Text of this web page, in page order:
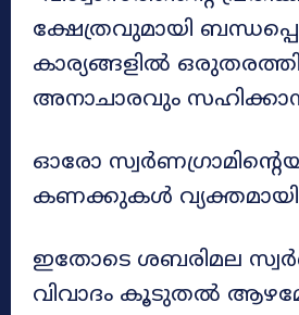
ക്ഷേത്രവുമായി
കാര്യങ്ങളിൽ
അനാചാരവും
ഓരോ
കണക്കുകൾ
ഇതോടെ ശബരിമല
വിവാദം കൂടുതൽ